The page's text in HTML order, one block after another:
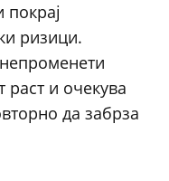
ризици.
раст и очекува
да забрза